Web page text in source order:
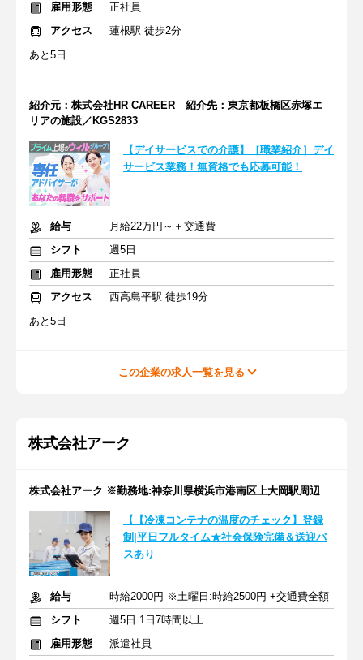
雇用形態
正社員
アクセス
蓮根駅 徒歩2分
あと5日
紹介元：株式会社HR CAREER 紹介先：東京都板橋区赤塚エ
リアの施設／KGS2833
【デイサービスでの介護】［職業紹介］デイ
サービス業務！無資格でも応募可能！
給与
月給22万円～＋交通費
シフト
週5日
雇用形態
正社員
アクセス
西高島平駅 徒歩19分
あと5日
この企業の求人一覧を見る
株式会社アーク
株式会社アーク ※勤務地:神奈川県横浜市港南区上大岡駅周辺
【【冷凍コンテナの温度のチェック】登録
制|平日フルタイム★社会保険完備＆送迎バ
スあり
給与
時給2000円 ※土曜日:時給2500円 +交通費全額
シフト
週5日 1日7時間以上
雇用形態
派遣社員